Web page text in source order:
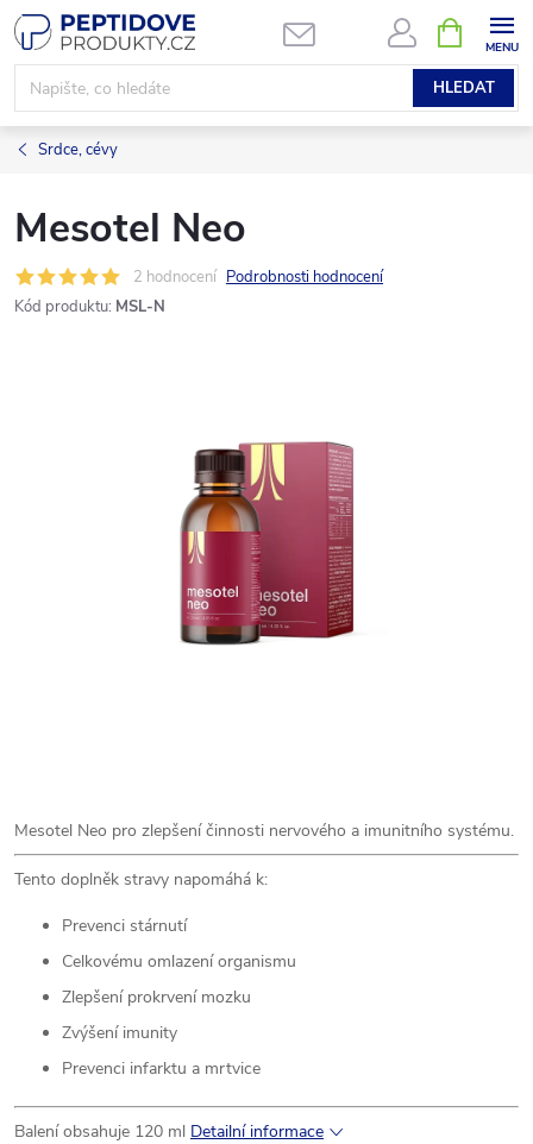
Přejít
na
obsah
HLEDAT
NÁKUPNÍ
KOŠÍK
Srdce, cévy
Mesotel Neo
2 hodnocení Podrobnosti hodnocení
Kód produktu: MSL-N
Mesotel Neo pro zlepšení činnosti nervového a imunitního systému.
Tento doplněk stravy napomáhá k:
Prevenci stárnutí
Celkovému omlazení organismu
Zlepšení prokrvení mozku
Zvýšení imunity
Prevenci infarktu a mrtvice
Balení obsahuje 120 ml Detailní informace